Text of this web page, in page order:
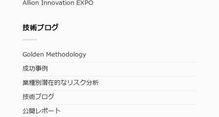
Allion Innovation EXPO
技術ブログ
Golden Methodology
成功事例
業種別潜在的なリスク分析
技術ブログ
公開レポート